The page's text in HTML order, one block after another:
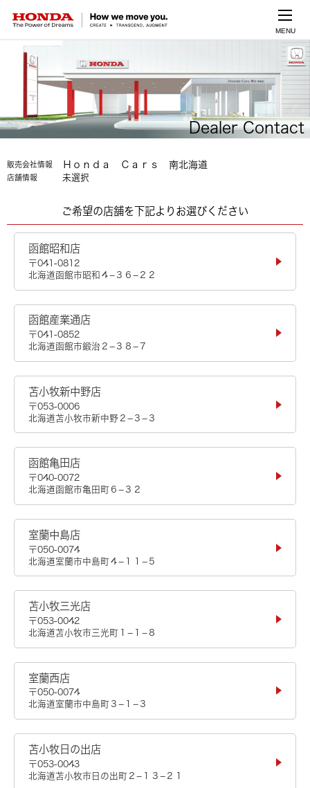
MENU
Dealer Contact
販売会社情報 Ｈｏｎｄａ Ｃａｒｓ 南北海道
店舗情報 未選択
ご希望の店舗を下記よりお選びください
函館昭和店
〒041-0812
北海道函館市昭和４−３６−２２
函館産業通店
〒041-0852
北海道函館市鍛治２−３８−７
苫小牧新中野店
〒053-0006
北海道苫小牧市新中野２−３−３
函館亀田店
〒040-0072
北海道函館市亀田町６−３２
室蘭中島店
〒050-0074
北海道室蘭市中島町４−１１−５
苫小牧三光店
〒053-0042
北海道苫小牧市三光町１−１−８
室蘭西店
〒050-0074
北海道室蘭市中島町３−１−３
苫小牧日の出店
〒053-0043
北海道苫小牧市日の出町２−１３−２１